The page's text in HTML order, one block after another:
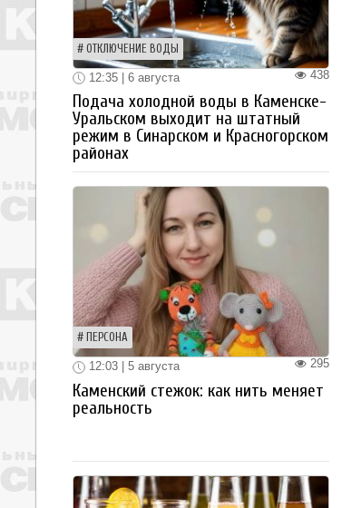
ОТКЛЮЧЕНИЕ ВОДЫ
438
12:35 | 6 августа
Подача холодной воды в Каменске-
Уральском выходит на штатный
режим в Синарском и Красногорском
районах
ПЕРСОНА
295
12:03 | 5 августа
Каменский стежок: как нить меняет
реальность